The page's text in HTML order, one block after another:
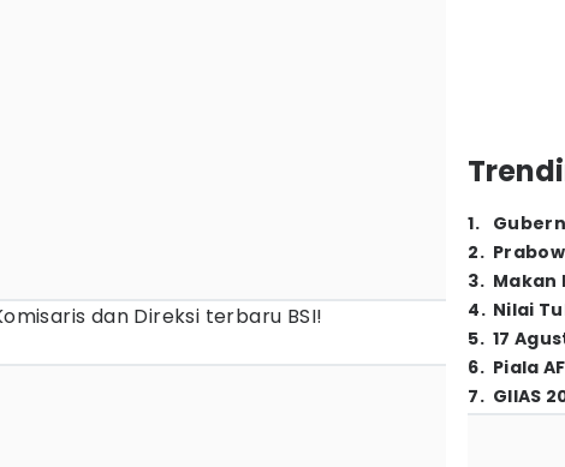
dan Direksi terbaru BSI!
1.
2.
3. Makan
4. Nilai
5. 17
6. Piala
7. GIIAS